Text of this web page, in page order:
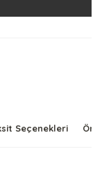
Seçenekleri